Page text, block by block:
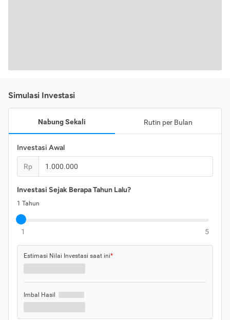
Simulasi Investasi
Nabung Sekali Rutin per Bulan
Investasi Awal
Rp
Investasi Sejak Berapa Tahun Lalu?
1 Tahun
1 5
Estimasi Nilai Investasi saat ini*
Imbal Hasil